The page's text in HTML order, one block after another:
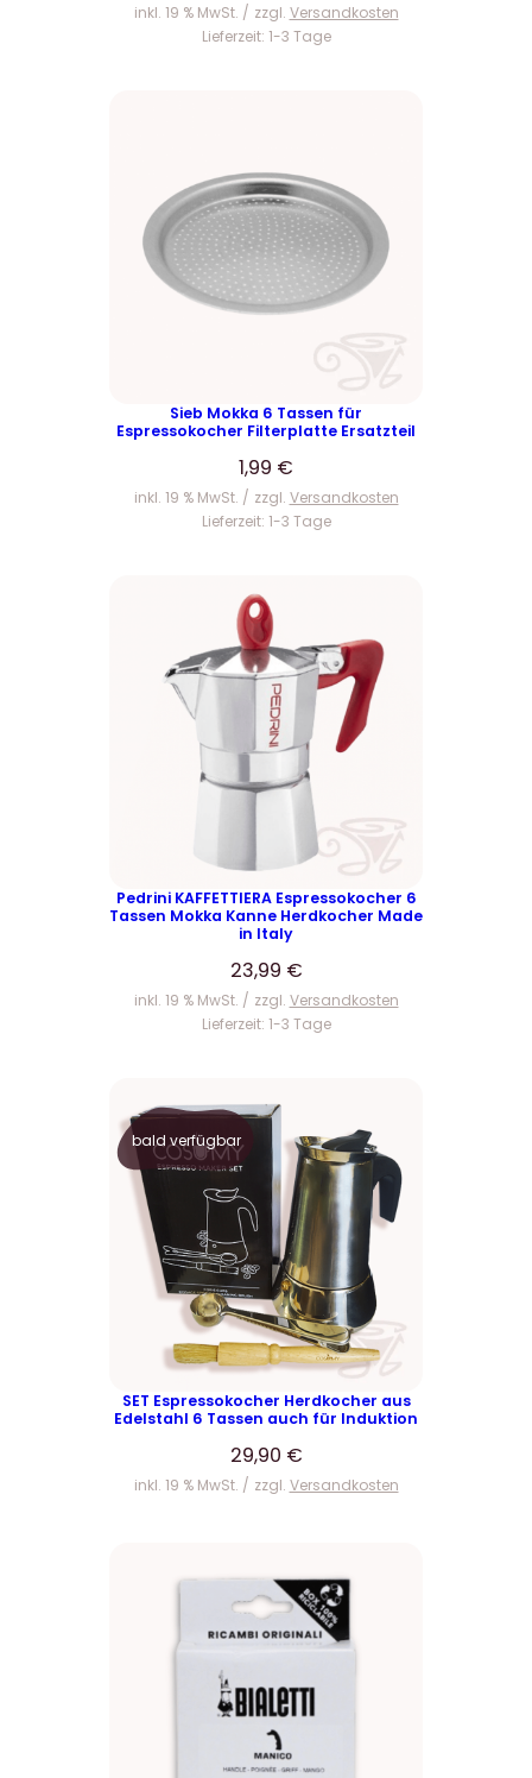
inkl. 19 % MwSt. zzgl. Versandkosten
Lieferzeit: 1-3 Tage
Sieb Mokka 6 Tassen für
Espressokocher Filterplatte Ersatzteil
1,99 €
inkl. 19 % MwSt. zzgl. Versandkosten
Lieferzeit: 1-3 Tage
Pedrini KAFFETTIERA Espressokocher 6
Tassen Mokka Kanne Herdkocher Made
in Italy
23,99 €
inkl. 19 % MwSt. zzgl. Versandkosten
Lieferzeit: 1-3 Tage
bald verfügbar
SET Espressokocher Herdkocher aus
Edelstahl 6 Tassen auch für Induktion
29,90 €
inkl. 19 % MwSt. zzgl. Versandkosten